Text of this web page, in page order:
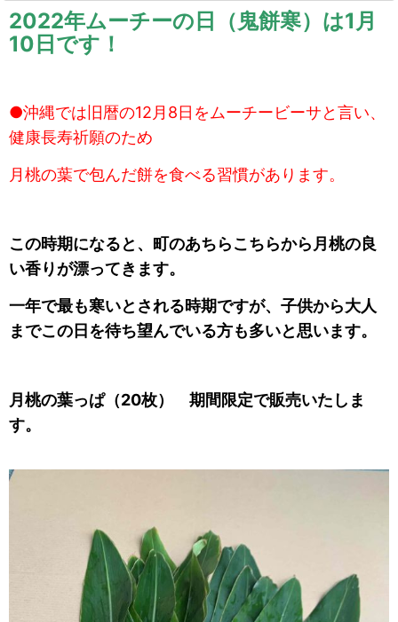
2022年ムーチーの日（鬼餅寒）は1月
10日です！
●沖縄では旧暦の12月8日をムーチービーサと言い、
健康長寿祈願のため
月桃の葉で包んだ餅を食べる習慣があります。
この時期になると、町のあちらこちらから月桃の良
い香りが漂ってきます。
一年で最も寒いとされる時期ですが、子供から大人
までこの日を待ち望んでいる方も多いと思います。
月桃の葉っぱ（20枚） 期間限定で販売いたしま
す。